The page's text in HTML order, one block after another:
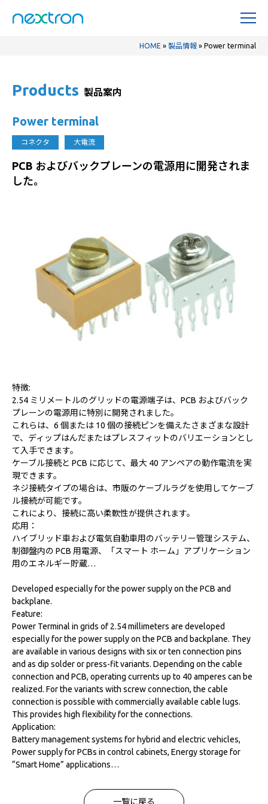
HOME » 製品情報 » Power terminal
Products 製品案内
Power terminal
コネクタ 大電流
PCB およびバックプレーンの電源用に開発されま
した。
特徴:
2.54 ミリメートルのグリッドの電源端子は、PCB およびバック
プレーンの電源用に特別に開発されました。
これらは、6 個または 10 個の接続ピンを備えたさまざまな設計
で、ディップはんだまたはプレスフィットのバリエーションとし
て入手できます。
ケーブル接続と PCB に応じて、最大 40 アンペアの動作電流を実
現できます。
ネジ接続タイプの場合は、市販のケーブルラグを使用してケーブ
ル接続が可能です。
これにより、接続に高い柔軟性が提供されます。
応用：
ハイブリッド車および電気自動車用のバッテリー管理システム、
制御盤内の PCB 用電源、「スマート ホーム」アプリケーション
用のエネルギー貯蔵…
Developed especially for the power supply on the PCB and
backplane.
Feature:
Power Terminal in grids of 2.54 millimeters are developed
especially for the power supply on the PCB and backplane. They
are available in various designs with six or ten connection pins
and as dip solder or press-fit variants. Depending on the cable
connection and PCB, operating currents up to 40 amperes can be
realized. For the variants with screw connection, the cable
connection is possible with commercially available cable lugs.
This provides high flexibility for the connections.
Application:
Battery management systems for hybrid and electric vehicles,
Power supply for PCBs in control cabinets, Energy storage for
“Smart Home” applications…
一覧に戻る